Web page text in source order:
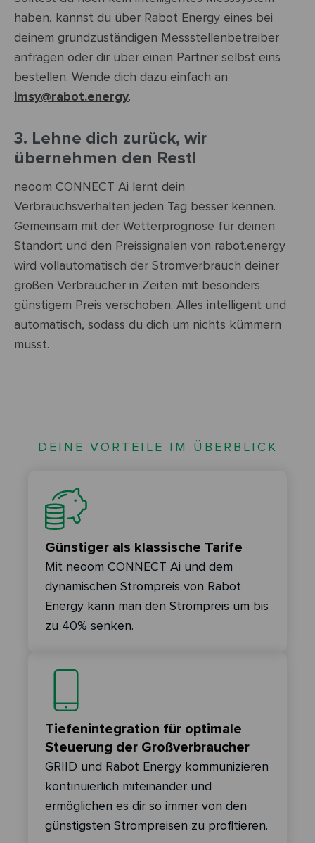
haben, kannst du über Rabot Energy eines bei
deinem grundzuständigen Messstellenbetreiber
anfragen oder dir über einen Partner selbst eins
bestellen. Wende dich dazu einfach an
imsy@rabot.energy.
3. Lehne dich zurück, wir
übernehmen den Rest!
neoom CONNECT Ai lernt dein
Verbrauchsverhalten jeden Tag besser kennen.
Gemeinsam mit der Wetterprognose für deinen
Standort und den Preissignalen von rabot.energy
wird vollautomatisch der Stromverbrauch deiner
großen Verbraucher in Zeiten mit besonders
günstigem Preis verschoben. Alles intelligent und
automatisch, sodass du dich um nichts kümmern
musst.
DEINE VORTEILE IM ÜBERBLICK
Günstiger als klassische Tarife
Mit neoom CONNECT Ai und dem
dynamischen Strompreis von Rabot
Energy kann man den Strompreis um bis
zu 40% senken.
Tiefenintegration für optimale
Steuerung der Großverbraucher
GRIID und Rabot Energy kommunizieren
kontinuierlich miteinander und
ermöglichen es dir so immer von den
günstigsten Strompreisen zu profitieren.